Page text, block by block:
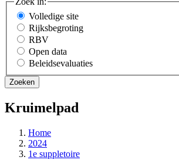
Volledige site
Rijksbegroting
RBV
Open data
Beleidsevaluaties
Kruimelpad
Home
2024
1e suppletoire